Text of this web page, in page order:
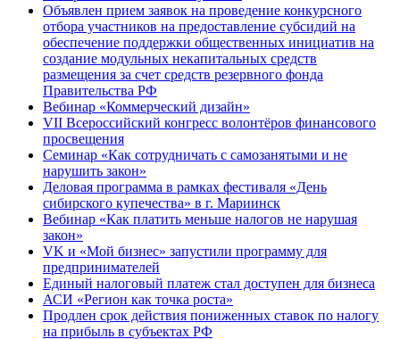
Объявлен прием заявок на проведение конкурсного
отбора участников на предоставление субсидий на
обеспечение поддержки общественных инициатив на
создание модульных некапитальных средств
размещения за счет средств резервного фонда
Правительства РФ
Вебинар «Коммерческий дизайн»
VII Всероссийский конгресс волонтёров финансового
просвещения
Семинар «Как сотрудничать с самозанятыми и не
нарушить закон»
Деловая программа в рамках фестиваля «День
сибирского купечества» в г. Мариинск
Вебинар «Как платить меньше налогов не нарушая
закон»
VK и «Мой бизнес» запустили программу для
предпринимателей
Единый налоговый платеж стал доступен для бизнеса
АСИ «Регион как точка роста»
Продлен срок действия пониженных ставок по налогу
на прибыль в субъектах РФ